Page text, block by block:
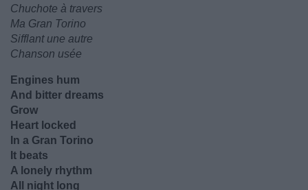
Chuchote à travers
Ma Gran Torino
Sifflant une autre
Chanson usée
Engines hum
And bitter dreams
Grow
Heart locked
In a Gran Torino
It beats
A lonely rhythm
All night long